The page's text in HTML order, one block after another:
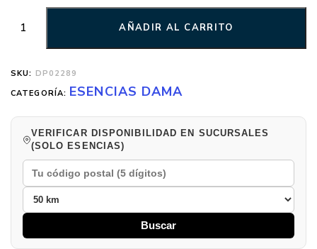
AÑADIR AL CARRITO
SKU: DP02289
CATEGORÍA: ESENCIAS DAMA
VERIFICAR DISPONIBILIDAD EN SUCURSALES
(SOLO ESENCIAS)
Buscar